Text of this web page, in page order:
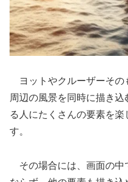
ヨットやクルーザーその
周辺の風景を同時に描き
る人にたくさんの要素を
す。
その場合には、画面の中